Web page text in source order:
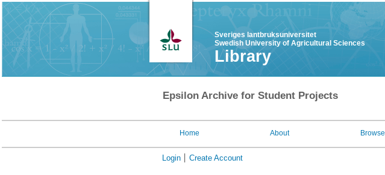
Sveriges lantbruksuniversitet
Swedish University of Agricultural Sciences
Library
Epsilon Archive for Student Projects
Home About Browse
Login Create Account